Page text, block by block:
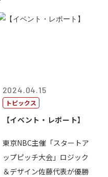
2024.04.15
トピックス
【イベント・レポート】
東京NBC主催「スタートア
ップピッチ大会」ロジック
＆デザイン佐藤代表が優勝